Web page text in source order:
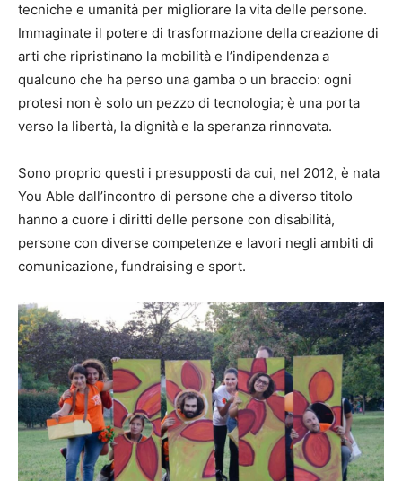
tecniche e umanità per migliorare la vita delle persone.
Immaginate il potere di trasformazione della creazione di
arti che ripristinano la mobilità e l’indipendenza a
qualcuno che ha perso una gamba o un braccio: ogni
protesi non è solo un pezzo di tecnologia; è una porta
verso la libertà, la dignità e la speranza rinnovata.
Sono proprio questi i presupposti da cui, nel 2012, è nata
You Able dall’incontro di persone che a diverso titolo
hanno a cuore i diritti delle persone con disabilità,
persone con diverse competenze e lavori negli ambiti di
comunicazione, fundraising e sport.